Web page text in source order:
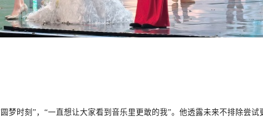
梦时刻”，“一直想让大家看到音乐里更敢的我”。他透露未来不排除尝试